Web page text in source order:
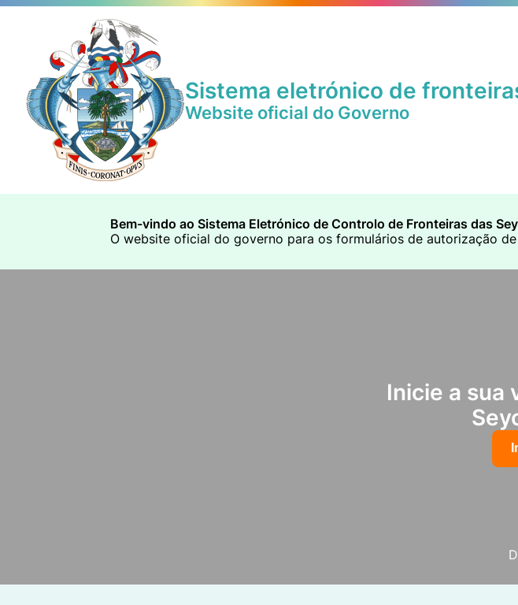
Sistema eletrónico de
Website oficial do Governo
Bem-vindo ao Sistema Eletrónico de Controlo de Fronteiras das
O website oficial do governo para os formulários de autorização
Inicie a sua